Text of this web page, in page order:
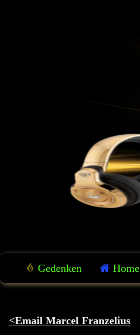
Gedenken Home
<Email Marcel Franzelius